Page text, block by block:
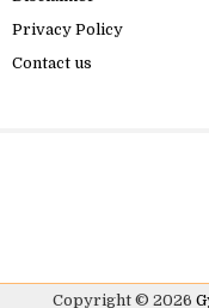
Privacy Policy
Contact us
Copyright © 2026